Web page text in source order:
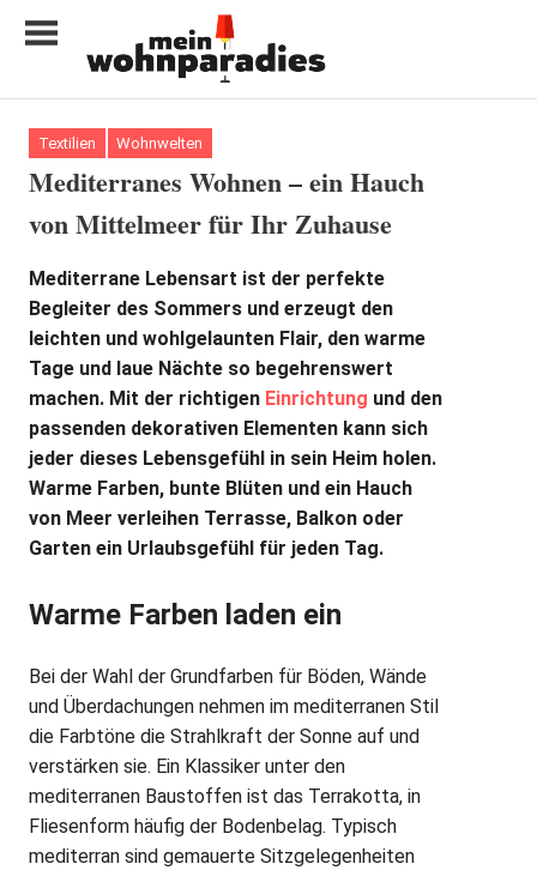
Inhalt
My
home
is
my
castle
Textilien Wohnwelten
Mediterranes Wohnen – ein Hauch
von Mittelmeer für Ihr Zuhause
Mediterrane Lebensart ist der perfekte
Begleiter des Sommers und erzeugt den
leichten und wohlgelaunten Flair, den warme
Tage und laue Nächte so begehrenswert
machen. Mit der richtigen Einrichtung und den
passenden dekorativen Elementen kann sich
jeder dieses Lebensgefühl in sein Heim holen.
Warme Farben, bunte Blüten und ein Hauch
von Meer verleihen Terrasse, Balkon oder
Garten ein Urlaubsgefühl für jeden Tag.
Warme Farben laden ein
Bei der Wahl der Grundfarben für Böden, Wände
und Überdachungen nehmen im mediterranen Stil
die Farbtöne die Strahlkraft der Sonne auf und
verstärken sie. Ein Klassiker unter den
mediterranen Baustoffen ist das Terrakotta, in
Fliesenform häufig der Bodenbelag. Typisch
mediterran sind gemauerte Sitzgelegenheiten